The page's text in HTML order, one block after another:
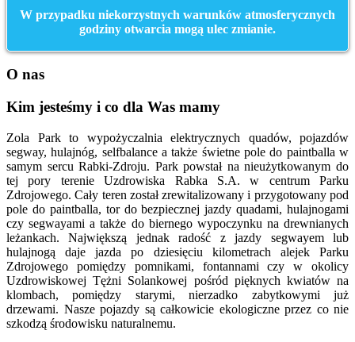
W przypadku niekorzystnych warunków atmosferycznych
godziny otwarcia mogą ulec zmianie.
O nas
Kim jesteśmy i co dla Was mamy
Zola Park to wypożyczalnia elektrycznych quadów, pojazdów
segway, hulajnóg, selfbalance a także świetne pole do paintballa w
samym sercu Rabki-Zdroju. Park powstał na nieużytkowanym do
tej pory terenie Uzdrowiska Rabka S.A. w centrum Parku
Zdrojowego. Cały teren został zrewitalizowany i przygotowany pod
pole do paintballa, tor do bezpiecznej jazdy quadami, hulajnogami
czy segwayami a także do biernego wypoczynku na drewnianych
leżankach. Największą jednak radość z jazdy segwayem lub
hulajnogą daje jazda po dziesięciu kilometrach alejek Parku
Zdrojowego pomiędzy pomnikami, fontannami czy w okolicy
Uzdrowiskowej Tężni Solankowej pośród pięknych kwiatów na
klombach, pomiędzy starymi, nierzadko zabytkowymi już
drzewami. Nasze pojazdy są całkowicie ekologiczne przez co nie
szkodzą środowisku naturalnemu.